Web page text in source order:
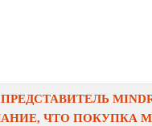
ЧТО ПОКУПКА